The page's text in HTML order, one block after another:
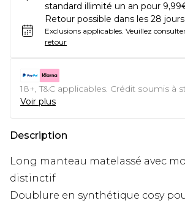
standard illimité un an pour
Retour possible dans les 28 jours
Exclusions applicables. Veuillez
retour
18+, T&C applicables. Crédit soumis à
Voir plus
Description
Long manteau matelassé avec
distinctif
Doublure en synthétique cosy